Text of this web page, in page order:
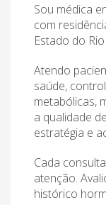
Sou médica
com
Estado do
Atendo
saúde,
metabólicas,
a qualidade
estratégia e
Cada
atenção.
histórico